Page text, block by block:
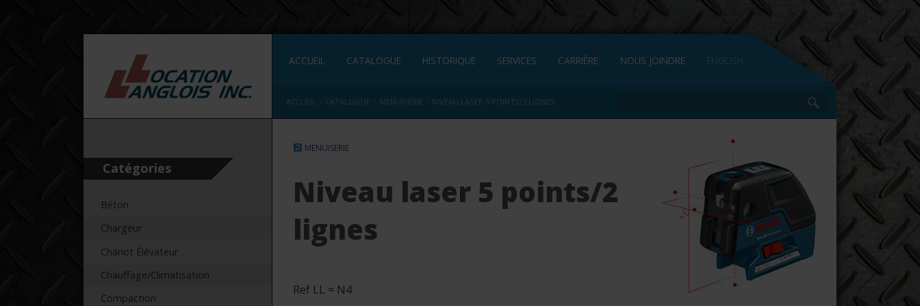
Catégories
Béton
Chargeur
Chariot Élévateur
Chauffage/Climatisation
Compaction
ACCUEIL CATALOGUE HISTORIQUE SERVICES CARRIÈRE NOUS JOINDRE ENGLISH
ACCUEIL CATALOGUE MENUISERIE NIVEAU LASER 5 POINTS/2 LIGNES
MENUISERIE
Niveau laser 5 points/2
lignes
Ref LL = N4